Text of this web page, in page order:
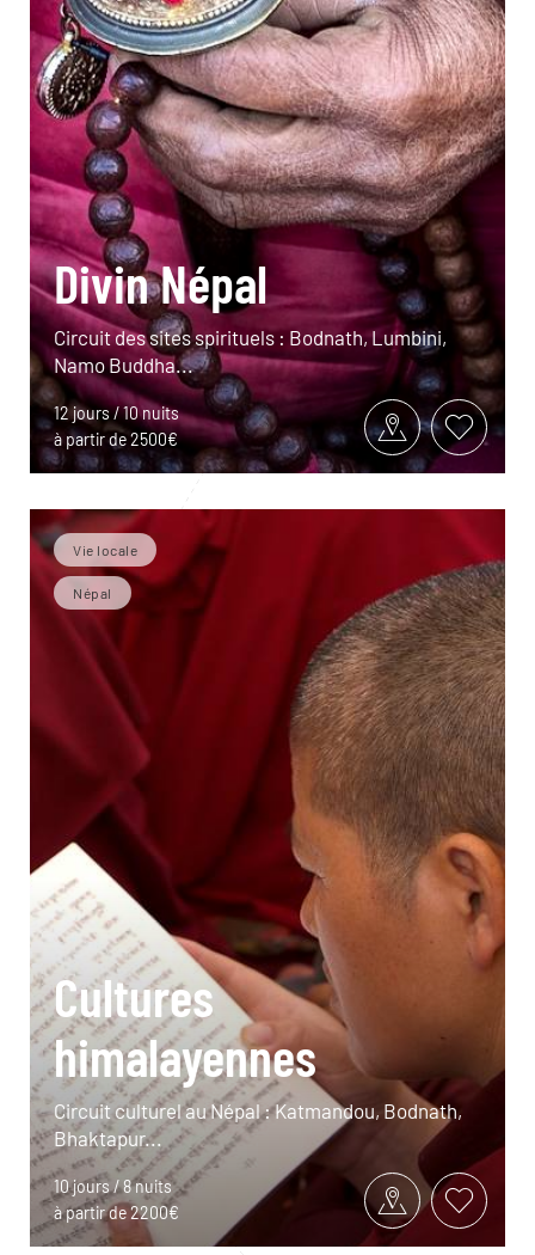
Divin Népal
Circuit des sites spirituels : Bodnath, Lumbini,
Namo Buddha...
12 jours / 10 nuits
à partir de 2500€
Vie locale
Népal
Cultures
himalayennes
Circuit culturel au Népal : Katmandou, Bodnath,
Bhaktapur...
10 jours / 8 nuits
à partir de 2200€